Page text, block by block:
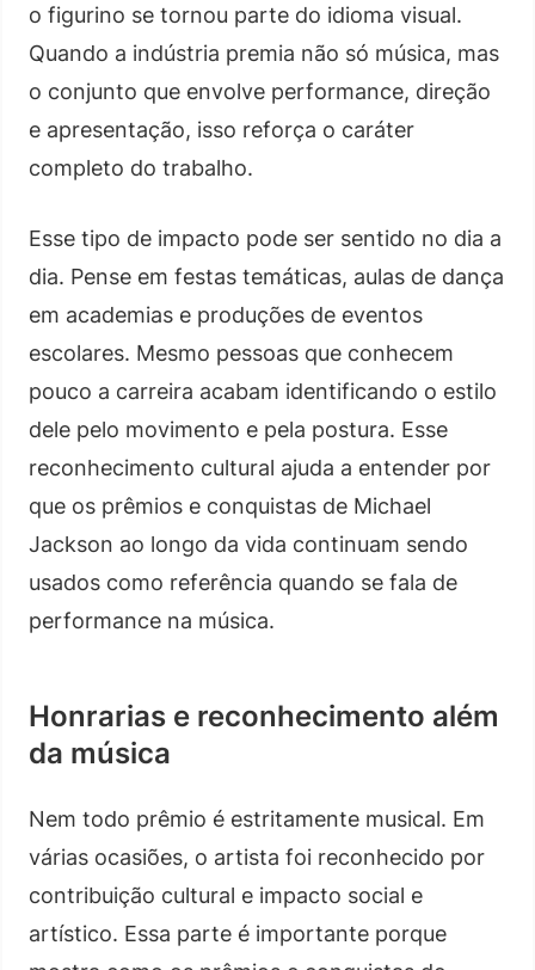
o figurino se tornou parte do idioma visual.
Quando a indústria premia não só música, mas
o conjunto que envolve performance, direção
e apresentação, isso reforça o caráter
completo do trabalho.
Esse tipo de impacto pode ser sentido no dia a
dia. Pense em festas temáticas, aulas de dança
em academias e produções de eventos
escolares. Mesmo pessoas que conhecem
pouco a carreira acabam identificando o estilo
dele pelo movimento e pela postura. Esse
reconhecimento cultural ajuda a entender por
que os prêmios e conquistas de Michael
Jackson ao longo da vida continuam sendo
usados como referência quando se fala de
performance na música.
Honrarias e reconhecimento além
da música
Nem todo prêmio é estritamente musical. Em
várias ocasiões, o artista foi reconhecido por
contribuição cultural e impacto social e
artístico. Essa parte é importante porque